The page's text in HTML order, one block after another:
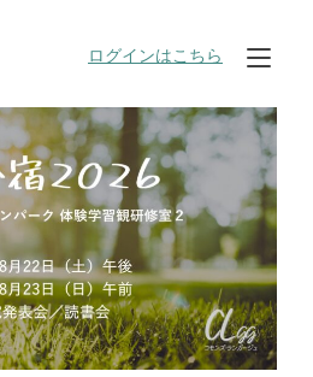
ログインはこちら